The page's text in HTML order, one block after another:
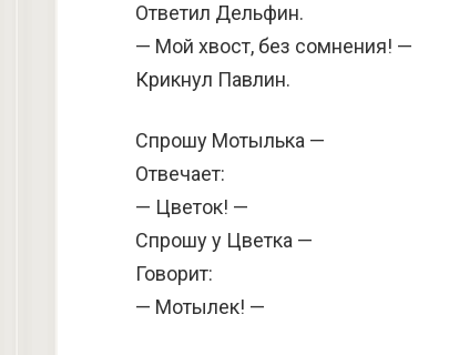
Ответил Дельфин.
— Мой хвост, без сомнения! —
Крикнул Павлин.
Спрошу Мотылька —
Отвечает:
— Цветок! —
Спрошу у Цветка —
Говорит:
— Мотылек! —